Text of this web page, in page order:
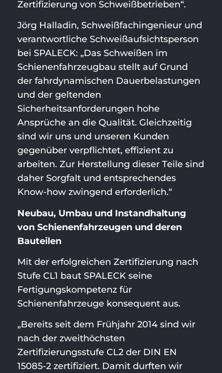
Zertifizierung von Schweißbetrieben“.
Jörg Halladin, Schweißfachingenieur und
verantwortliche Schweißaufsichtsperson
bei SPALECK: „Das Schweißen im
Schienenfahrzeugbau stellt auf Grund
der fahrdynamischen Dauerbelastungen
und der geltenden
Sicherheitsanforderungen hohe
Ansprüche an die Qualität. Gleichzeitig
sind wir uns und unseren Kunden
gegenüber verpflichtet, effizient zu
arbeiten. Zur Herstellung dieser Teile sind
daher Sorgfalt und entsprechendes
Know-how zwingend erforderlich.“
Neubau, Umbau und Instandhaltung
von Schienenfahrzeugen und deren
Bauteilen
Mit der erfolgreichen Zertifizierung nach
Stufe CL1 baut SPALECK seine
Fertigungskompetenz für
Schienenfahrzeuge konsequent aus.
„Bereits seit dem Frühjahr 2014 sind wir
nach der zweithöchsten
Zertifizierungsstufe CL2 der DIN EN
15085-2 zertifiziert. Damit durften wir